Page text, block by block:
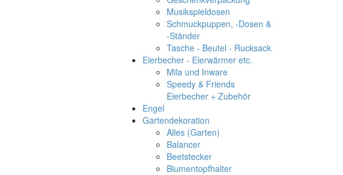
Musikspieldosen
Schmuckpuppen, -Dosen &
-Ständer
Tasche - Beutel - Rucksack
Eierbecher - Eierwärmer etc.
Mila und Inware
Speedy & Friends
Eierbecher + Zubehör
Engel
Gartendekoration
Alles (Garten)
Balancer
Beetstecker
Blumentopfhalter